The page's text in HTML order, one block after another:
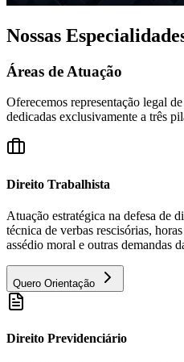
Nossas
Áreas de Atuação
Oferecemos representação legal
dedicadas exclusivamente a três
Direito Trabalhista
Atuação estratégica na defesa de
técnica de verbas rescisórias,
assédio moral e outras demandas
Quero Orientação
Direito Previdenciário